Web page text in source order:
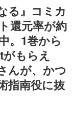
は、〈試験問題〉
きクリエイター達
っていきます。
る』コミカ
還元率が約
。1巻から
もらえ
んが、かつ
指南役に抜